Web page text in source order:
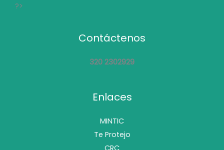
?>
Contáctenos
320 2302929
Enlaces
MINTIC
Te Protejo
CRC